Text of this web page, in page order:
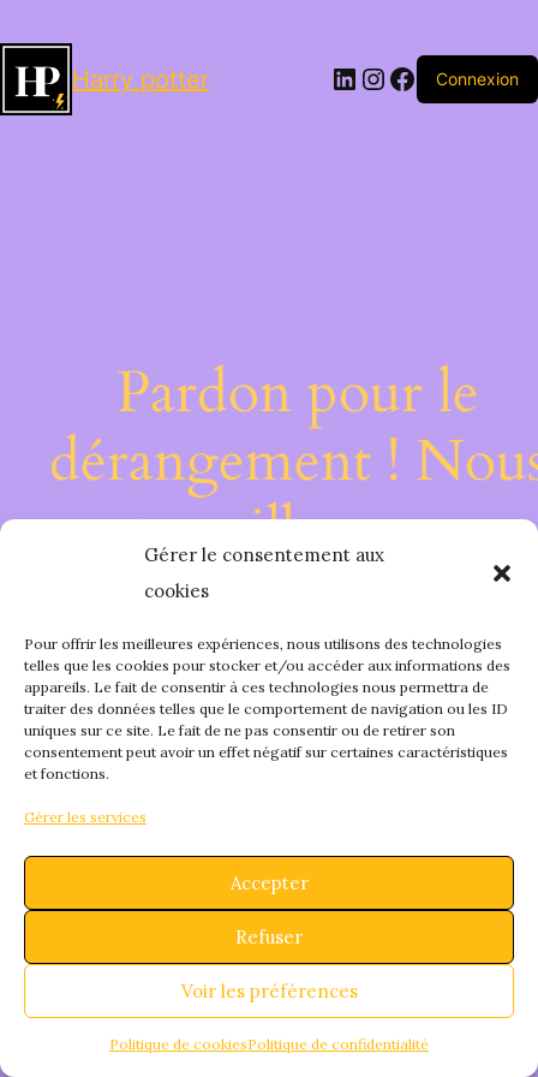
Gérer le consentement aux
cookies
Pour offrir les meilleures expériences, nous utilisons des technologies
telles que les cookies pour stocker et/ou accéder aux informations des
appareils. Le fait de consentir à ces technologies nous permettra de
traiter des données telles que le comportement de navigation ou les ID
uniques sur ce site. Le fait de ne pas consentir ou de retirer son
consentement peut avoir un effet négatif sur certaines caractéristiques
et fonctions.
Gérer les services
Accepter
Refuser
Voir les préférences
Politique de cookiesPolitique de confidentialité
Harry potter LinkedIn
Instagram
Facebook
Connexion
Pardon pour le
dérangement !
travaillons sur
quelque chose de
fantastique –
bientôt !